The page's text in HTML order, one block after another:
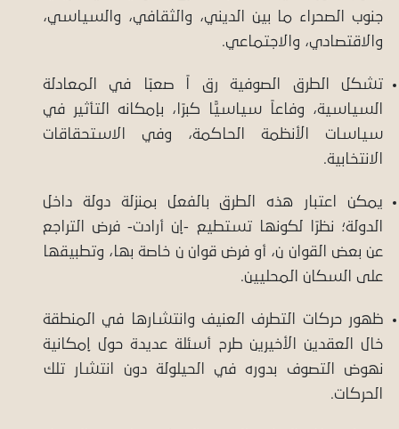
جنوب الصحراء ما بين الديني، والثقافي، والسياسي،
والاقتصادي، والاجتماعي.
تشكل الطرق الصوفية رق اً صعبًا في المعادلة
السياسية، وفاعاً سياسيًّا كبرًا، بإمكانه التأثير في
سياسات الأنظمة الحاكمة، وفي الاستحقاقات
الانتخابية.
يمكن اعتبار هذه الطرق بالفعل بمنزلة دولة داخل
الدولة؛ نظرًا لكونها تستطيع -إن أرادت- فرض التراجع
عن بعض القوان ن، أو فرض قوان ن خاصة بها، وتطبيقها
على السكان المحليين.
ظهور حركات التطرف العنيف وانتشارها في المنطقة
خال العقدين الأخيرين طرح أسئلة عديدة حول إمكانية
نهوض التصوف بدوره في الحيلولة دون انتشار تلك
الحركات.